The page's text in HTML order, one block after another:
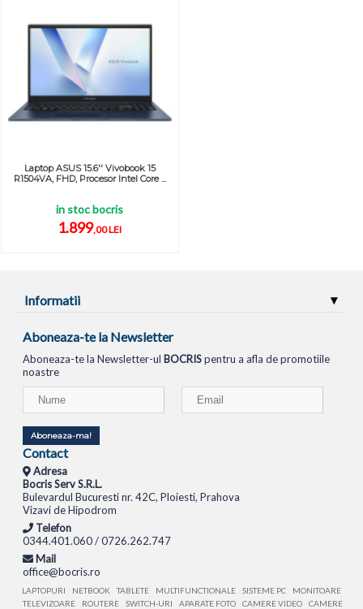
Laptop ASUS 15.6'' Vivobook 15
R1504VA, FHD, Procesor Intel Core ...
in stoc bocris
1.899,00 LEI
Informatii
Aboneaza-te la Newsletter
Aboneaza-te la Newsletter-ul BOCRISpentru a afla de promotiile
noastre
Aboneaza-ma!
Contact
Adresa
Bocris Serv S.R.L.
Bulevardul Bucuresti nr. 42C, Ploiesti, Prahova
Vizavi de Hipodrom
Telefon
0344.401.060 / 0726.262.747
Mail
office@bocris.ro
LAPTOPURI NETBOOK TABLETE MULTIFUNCTIONALE SISTEME PC
MONITOARE
TELEVIZOARE
ROUTERE SWITCH-URI APARATE FOTO CAMERE VIDEO CAMERE